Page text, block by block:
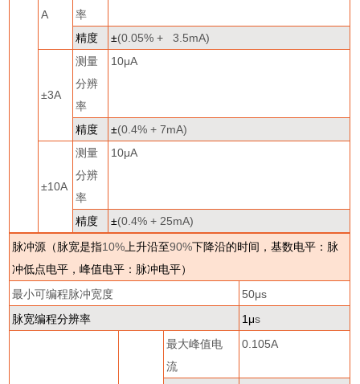
A
率
精度 ±(0.05% + 3.5mA)
±3A
测量
分辨
率
10μA
精度 ±(0.4% + 7mA)
±10A
测量
分辨
率
10μA
精度 ±(0.4% + 25mA)
脉冲源（脉宽是指10%上升沿至90%下降沿的时间，基数电平：脉
冲低点电平，峰值电平：脉冲电平）
最小可编程脉冲宽度
50μs
脉宽编程分辨率
1μs
最大峰值电
流
0.105A